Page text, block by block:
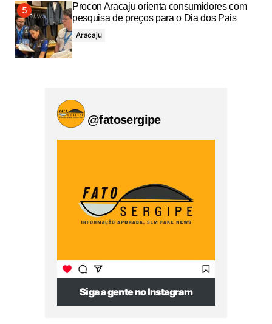
Procon Aracaju orienta consumidores com
pesquisa de preços para o Dia dos Pais
Aracaju
@fatosergipe
Siga a gente no Instagram